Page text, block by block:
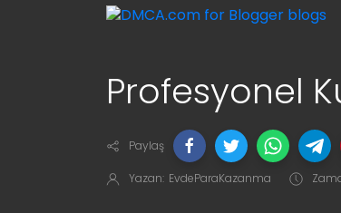
Profesyonel
Paylaş
Yazan: EvdeParaKazanma